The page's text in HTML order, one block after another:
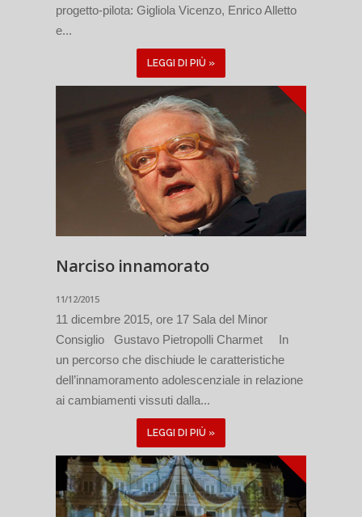
progetto-pilota: Gigliola Vicenzo, Enrico Alletto
e...
LEGGI DI PIÙ »
Narciso innamorato
11/12/2015
11 dicembre 2015, ore 17 Sala del Minor
Consiglio Gustavo Pietropolli Charmet In
un percorso che dischiude le caratteristiche
dell’innamoramento adolescenziale in relazione
ai cambiamenti vissuti dalla...
LEGGI DI PIÙ »